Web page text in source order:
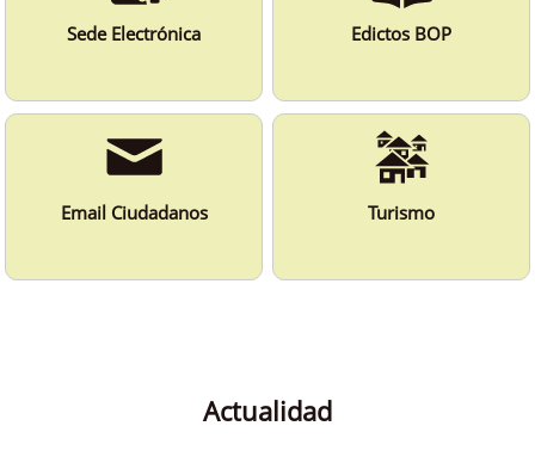
Sede Electrónica Edictos BOP
Email Ciudadanos Turismo
Actualidad